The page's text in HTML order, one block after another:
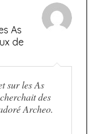
As
de
sur les As
des
Archeo.